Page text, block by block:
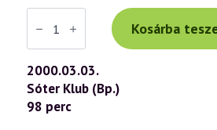
Váradi
Tibor
előadás
(135)
—
Márk
evangéliuma
a
szellemtudomány
Kosárba
2000.03.03.
Sóter Klub (Bp.)
98 perc